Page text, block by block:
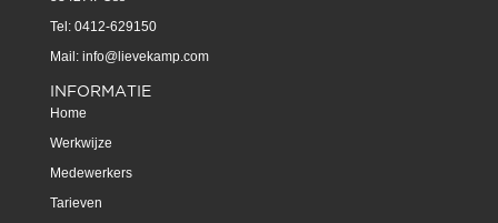
Tel: 0412-629150
Mail: info@lievekamp.com
INFORMATIE
Home
Werkwijze
Medewerkers
Tarieven